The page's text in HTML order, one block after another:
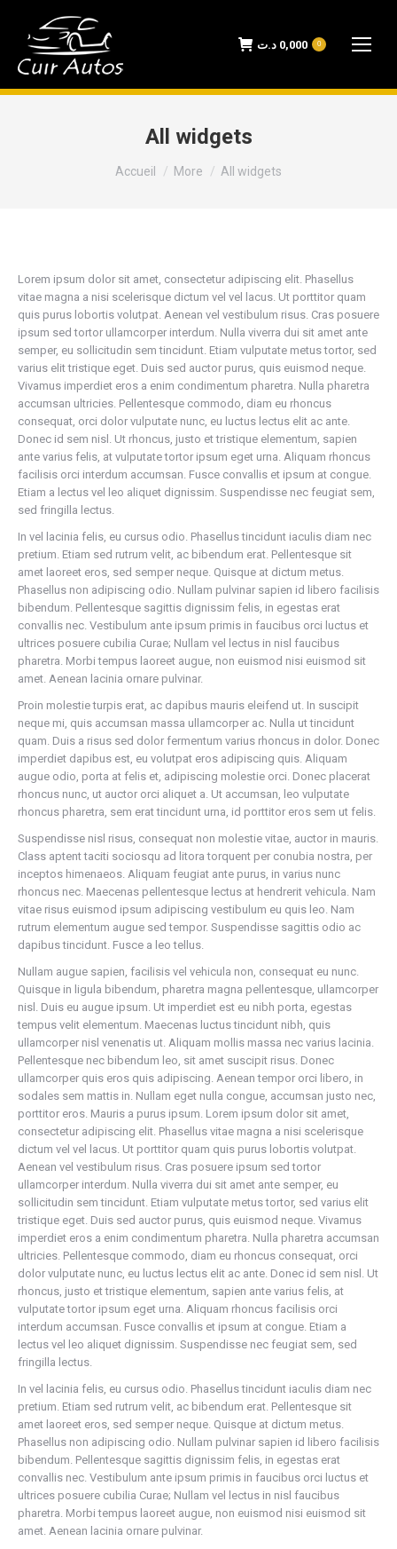
0,000 د.ت 0
All widgets
Accueil More All widgets
Lorem ipsum dolor sit amet, consectetur adipiscing elit. Phasellus
vitae magna a nisi scelerisque dictum vel vel lacus. Ut porttitor quam
quis purus lobortis volutpat. Aenean vel vestibulum risus. Cras posuere
ipsum sed tortor ullamcorper interdum. Nulla viverra dui sit amet ante
semper, eu sollicitudin sem tincidunt. Etiam vulputate metus tortor, sed
varius elit tristique eget. Duis sed auctor purus, quis euismod neque.
Vivamus imperdiet eros a enim condimentum pharetra. Nulla pharetra
accumsan ultricies. Pellentesque commodo, diam eu rhoncus
consequat, orci dolor vulputate nunc, eu luctus lectus elit ac ante.
Donec id sem nisl. Ut rhoncus, justo et tristique elementum, sapien
ante varius felis, at vulputate tortor ipsum eget urna. Aliquam rhoncus
facilisis orci interdum accumsan. Fusce convallis et ipsum at congue.
Etiam a lectus vel leo aliquet dignissim. Suspendisse nec feugiat sem,
sed fringilla lectus.
In vel lacinia felis, eu cursus odio. Phasellus tincidunt iaculis diam nec
pretium. Etiam sed rutrum velit, ac bibendum erat. Pellentesque sit
amet laoreet eros, sed semper neque. Quisque at dictum metus.
Phasellus non adipiscing odio. Nullam pulvinar sapien id libero facilisis
bibendum. Pellentesque sagittis dignissim felis, in egestas erat
convallis nec. Vestibulum ante ipsum primis in faucibus orci luctus et
ultrices posuere cubilia Curae; Nullam vel lectus in nisl faucibus
pharetra. Morbi tempus laoreet augue, non euismod nisi euismod sit
amet. Aenean lacinia ornare pulvinar.
Proin molestie turpis erat, ac dapibus mauris eleifend ut. In suscipit
neque mi, quis accumsan massa ullamcorper ac. Nulla ut tincidunt
quam. Duis a risus sed dolor fermentum varius rhoncus in dolor. Donec
imperdiet dapibus est, eu volutpat eros adipiscing quis. Aliquam
augue odio, porta at felis et, adipiscing molestie orci. Donec placerat
rhoncus nunc, ut auctor orci aliquet a. Ut accumsan, leo vulputate
rhoncus pharetra, sem erat tincidunt urna, id porttitor eros sem ut felis.
Suspendisse nisl risus, consequat non molestie vitae, auctor in mauris.
Class aptent taciti sociosqu ad litora torquent per conubia nostra, per
inceptos himenaeos. Aliquam feugiat ante purus, in varius nunc
rhoncus nec. Maecenas pellentesque lectus at hendrerit vehicula. Nam
vitae risus euismod ipsum adipiscing vestibulum eu quis leo. Nam
rutrum elementum augue sed tempor. Suspendisse sagittis odio ac
dapibus tincidunt. Fusce a leo tellus.
Nullam augue sapien, facilisis vel vehicula non, consequat eu nunc.
Quisque in ligula bibendum, pharetra magna pellentesque, ullamcorper
nisl. Duis eu augue ipsum. Ut imperdiet est eu nibh porta, egestas
tempus velit elementum. Maecenas luctus tincidunt nibh, quis
ullamcorper nisl venenatis ut. Aliquam mollis massa nec varius lacinia.
Pellentesque nec bibendum leo, sit amet suscipit risus. Donec
ullamcorper quis eros quis adipiscing. Aenean tempor orci libero, in
sodales sem mattis in. Nullam eget nulla congue, accumsan justo nec,
porttitor eros. Mauris a purus ipsum. Lorem ipsum dolor sit amet,
consectetur adipiscing elit. Phasellus vitae magna a nisi scelerisque
dictum vel vel lacus. Ut porttitor quam quis purus lobortis volutpat.
Aenean vel vestibulum risus. Cras posuere ipsum sed tortor
ullamcorper interdum. Nulla viverra dui sit amet ante semper, eu
sollicitudin sem tincidunt. Etiam vulputate metus tortor, sed varius elit
tristique eget. Duis sed auctor purus, quis euismod neque. Vivamus
imperdiet eros a enim condimentum pharetra. Nulla pharetra accumsan
ultricies. Pellentesque commodo, diam eu rhoncus consequat, orci
dolor vulputate nunc, eu luctus lectus elit ac ante. Donec id sem nisl. Ut
rhoncus, justo et tristique elementum, sapien ante varius felis, at
vulputate tortor ipsum eget urna. Aliquam rhoncus facilisis orci
interdum accumsan. Fusce convallis et ipsum at congue. Etiam a
lectus vel leo aliquet dignissim. Suspendisse nec feugiat sem, sed
fringilla lectus.
In vel lacinia felis, eu cursus odio. Phasellus tincidunt iaculis diam nec
pretium. Etiam sed rutrum velit, ac bibendum erat. Pellentesque sit
amet laoreet eros, sed semper neque. Quisque at dictum metus.
Phasellus non adipiscing odio. Nullam pulvinar sapien id libero facilisis
bibendum. Pellentesque sagittis dignissim felis, in egestas erat
convallis nec. Vestibulum ante ipsum primis in faucibus orci luctus et
ultrices posuere cubilia Curae; Nullam vel lectus in nisl faucibus
pharetra. Morbi tempus laoreet augue, non euismod nisi euismod sit
amet. Aenean lacinia ornare pulvinar.